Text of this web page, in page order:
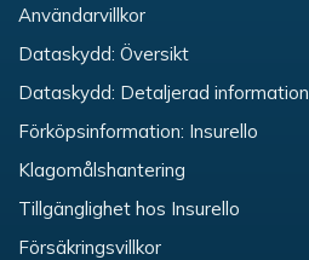
Användarvillkor
Dataskydd: Översikt
Dataskydd: Detaljerad information
Förköpsinformation: Insurello
Klagomålshantering
Tillgänglighet hos Insurello
Försäkringsvillkor